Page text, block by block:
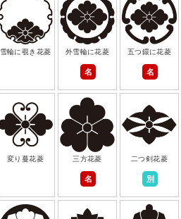
雪輪に覗き花菱 外雪輪に花菱
名
五つ鐶に花菱
名
変り蔓花菱 三方花菱
名
二つ剣花菱
別